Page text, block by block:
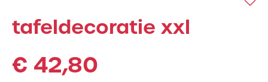
tafeldecoratie xxl
€ 42,80